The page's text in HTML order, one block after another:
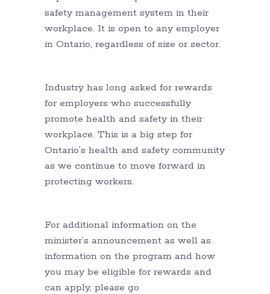
safety management system in their
workplace. It is open to any employer
in Ontario, regardless of size or sector.
Industry has long asked for rewards
for employers who successfully
promote health and safety in their
workplace. This is a big step for
Ontario’s health and safety community
as we continue to move forward in
protecting workers.
For additional information on the
minister’s announcement as well as
information on the program and how
you may be eligible for rewards and
can apply, please go